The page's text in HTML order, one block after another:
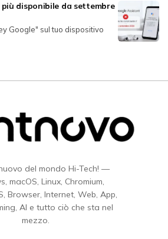
disponibile da settembre
Google" sul tuo dispositivo
del mondo Hi-Tech! —
macOS, Linux, Chromium,
Browser, Internet, Web, App,
AI e tutto ciò che sta nel
mezzo.